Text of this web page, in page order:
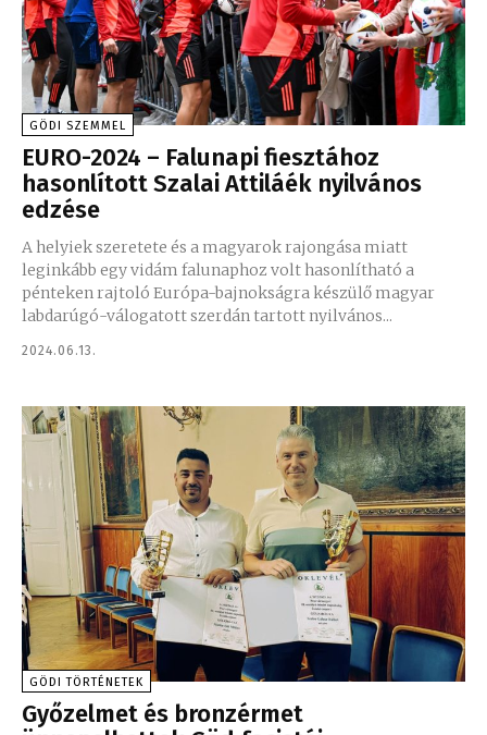
GÖDI SZEMMEL
EURO-2024 – Falunapi fiesztához
hasonlított Szalai Attiláék nyilvános
edzése
A helyiek szeretete és a magyarok rajongása miatt
leginkább egy vidám falunaphoz volt hasonlítható a
pénteken rajtoló Európa-bajnokságra készülő magyar
labdarúgó-válogatott szerdán tartott nyilvános...
2024.06.13.
GÖDI TÖRTÉNETEK
Győzelmet és bronzérmet